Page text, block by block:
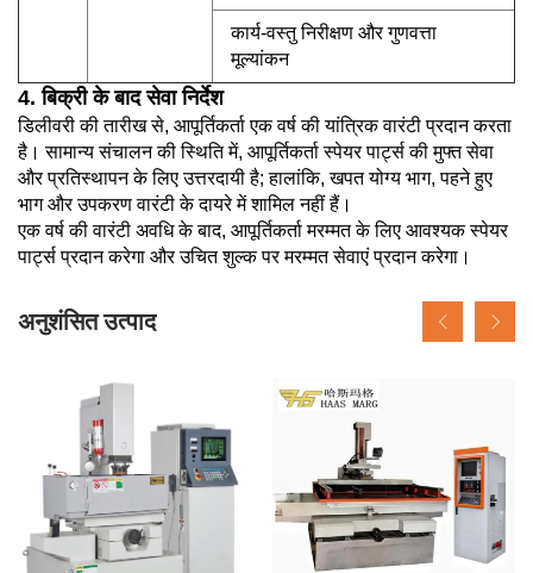
कार्य-वस्तु निरीक्षण और गुणवत्ता
मूल्यांकन
4. बिक्री के बाद सेवा निर्देश
डिलीवरी की तारीख से, आपूर्तिकर्ता एक वर्ष की यांत्रिक वारंटी प्रदान करता
है। सामान्य संचालन की स्थिति में, आपूर्तिकर्ता स्पेयर पार्ट्स की मुफ्त सेवा
और प्रतिस्थापन के लिए उत्तरदायी है; हालांकि, खपत योग्य भाग, पहने हुए
भाग और उपकरण वारंटी के दायरे में शामिल नहीं हैं।
एक वर्ष की वारंटी अवधि के बाद, आपूर्तिकर्ता मरम्मत के लिए आवश्यक स्पेयर
पार्ट्स प्रदान करेगा और उचित शुल्क पर मरम्मत सेवाएं प्रदान करेगा।
अनुशंसित उत्पाद